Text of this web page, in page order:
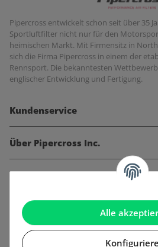
Alle
Pipercross entwickelt schon seit über 35
Sportluftfilter nicht nur für den
heimischen Markt. Mit Firmensitz in
sich die Firma Pipercross in einem der
Rennsport. Die bekanntesten
englischer Entwicklung und Fertigung.
Kundenservice
Über Pipercross Inc.
Informationen
Gesetzliche Informationen